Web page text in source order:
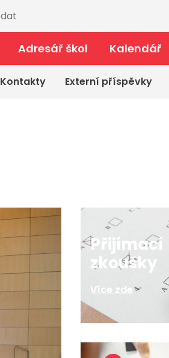
Adresář škol Kalendář
Kontakty Externí příspěvky
Přijímací
zkoušky
Více zde